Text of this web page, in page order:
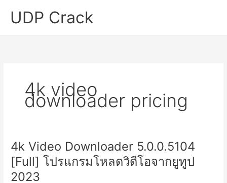
UDP Crack
4k video
downloader pricing
4k Video Downloader 5.0.0.5104
[Full] โปรแกรมโหลดวิดีโอจากยูทูป
2023